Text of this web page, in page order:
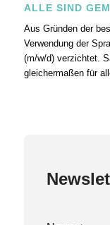
ALLE SIND
Aus Gründen der
Verwendung der
(m/w/d) verzichtet.
gleichermaßen für